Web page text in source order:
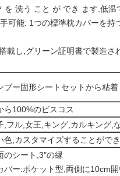
を 洗う こと が でき ます.低
可能: 1つの標準枕カバーを
載し,グリーン証明書で製造さ
ブー固形シートセットから粘着
ら100%のビスコス
,フル,女王,キング,カルキング,
色,カスタマイズすることがで
のシート,3"の縁
バー:ポケット型,両側に10cm